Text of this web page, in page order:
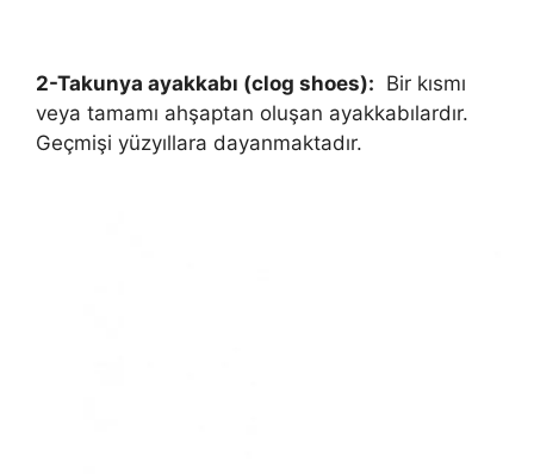
2-Takunya ayakkabı (clog shoes): Bir kısmı
veya tamamı ahşaptan oluşan ayakkabılardır.
Geçmişi yüzyıllara dayanmaktadır.